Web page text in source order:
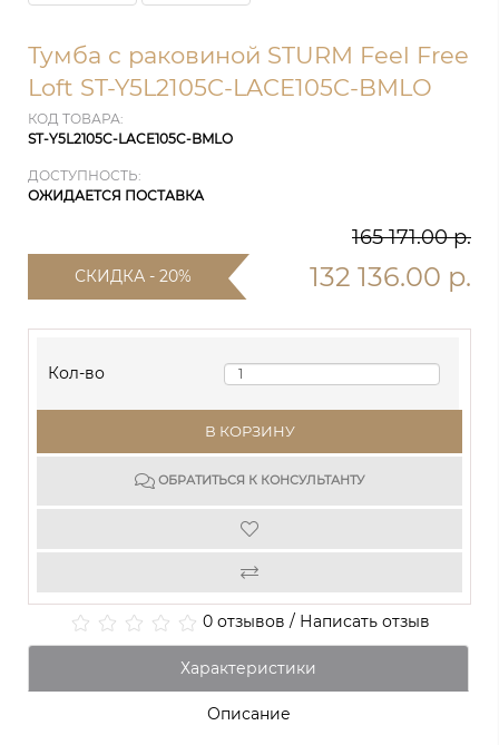
Тумба с раковиной STURM Feel Free
Loft ST-Y5L2105C-LACE105C-BMLO
КОД ТОВАРА:
ST-Y5L2105C-LACE105C-BMLO
ДОСТУПНОСТЬ:
ОЖИДАЕТСЯ ПОСТАВКА
165 171.00 р.
СКИДКА - 20% 132 136.00 р.
Кол-во
В КОРЗИНУ
ОБРАТИТЬСЯ К КОНСУЛЬТАНТУ
0 отзывов / Написать отзыв
Характеристики
Описание